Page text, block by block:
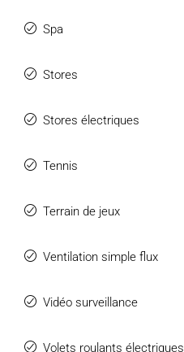
Spa
Stores
Stores électriques
Tennis
Terrain de jeux
Ventilation simple flux
Vidéo surveillance
Volets roulants électriques